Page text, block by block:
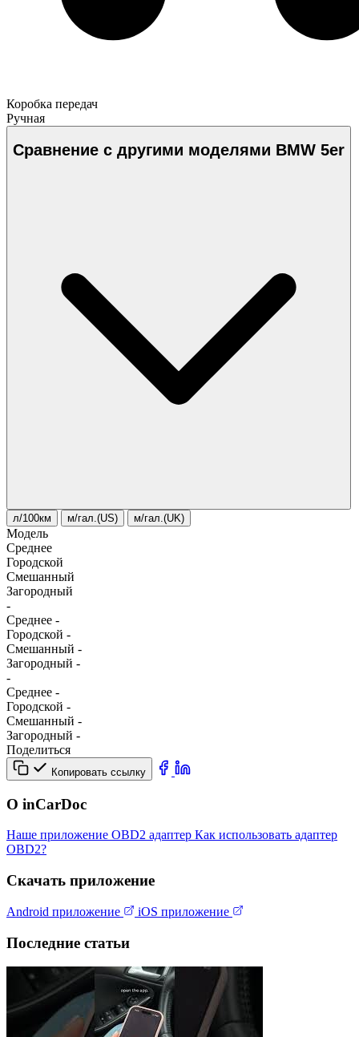
Коробка передач
Ручная
Сравнение с другими моделями BMW 5er
л/100км м/гал.(US) м/гал.(UK)
Модель
Среднее
Городской
Смешанный
Загородный
-
Среднее -
Городской -
Смешанный -
Загородный -
-
Среднее -
Городской -
Смешанный -
Загородный -
Поделиться
Копировать ссылку
О inCarDoc
Наше приложение OBD2 адаптер Как использовать адаптер
OBD2?
Скачать приложение
Android приложение iOS приложение
Последние статьи